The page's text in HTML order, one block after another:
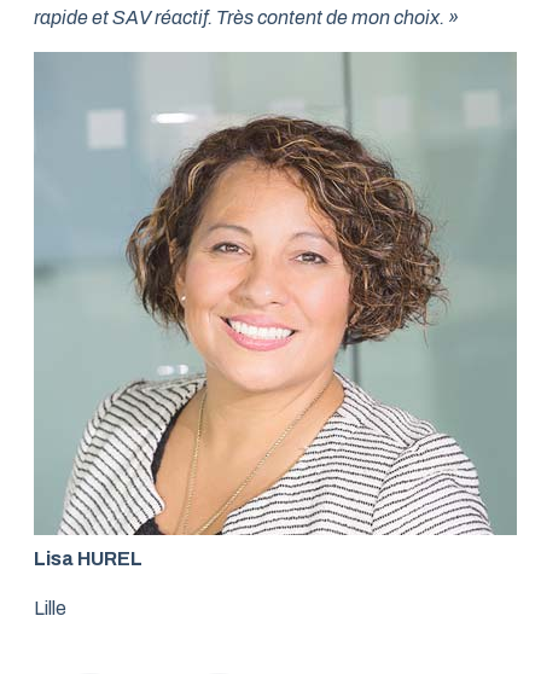
rapide et SAV réactif. Très content de mon choix. »
Lisa HUREL
Lille